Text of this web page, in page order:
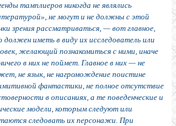
тамплиеров никогда не являлись
не могут и не должны с этой
зрения рассматриваться, — вот главное,
должен иметь в виду их исследователь или
желающий познакомиться с ними, иначе
в них не поймет. Главное в них — не
не язык, не нагромождение поистине
фантастики, не полное отсутствие
в описаниях, а те поведенческие и
модели, которым следуют или
следовать их персонажи. При